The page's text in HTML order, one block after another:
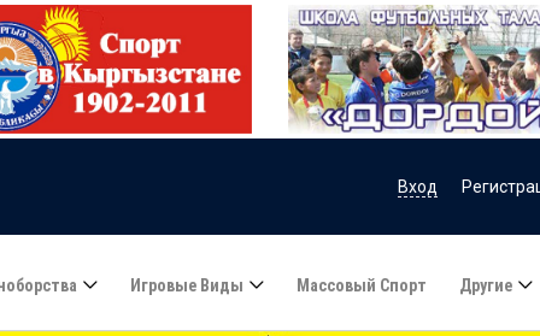
Вход
Игровые Виды Массовый Спорт Другие